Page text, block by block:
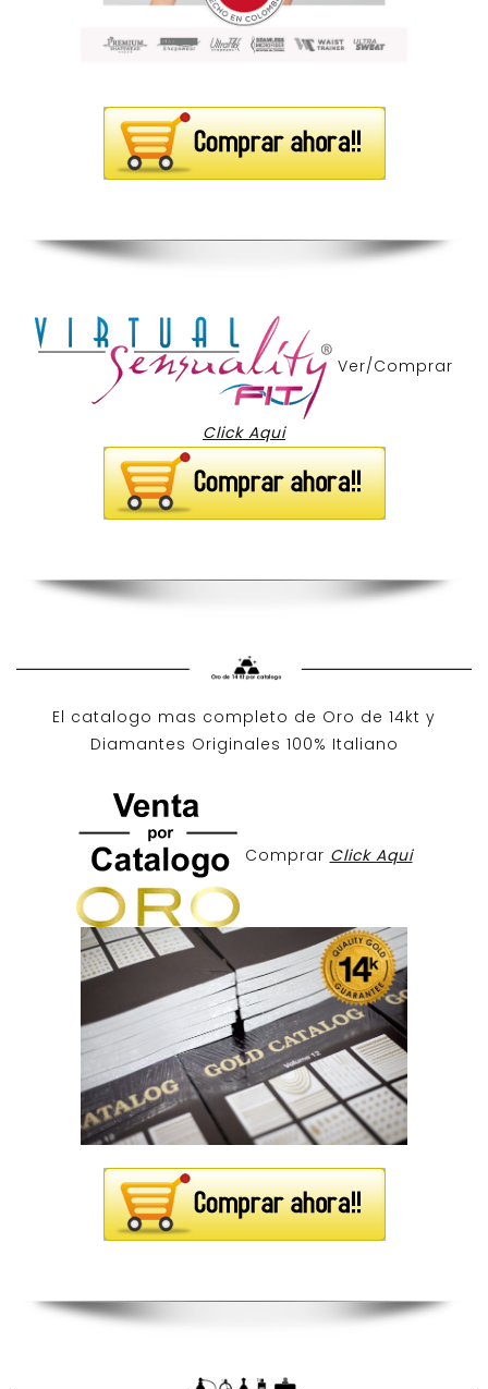
Ver/Comprar
Click Aqui
El catalogo mas completo de Oro de 14kt y
Diamantes Originales 100% Italiano
Comprar Click Aqui